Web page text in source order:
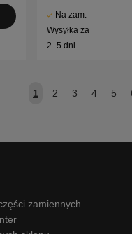
Na zam.
Wysyłka za
2–5 dni
1 2 3 4 5
zamiennych